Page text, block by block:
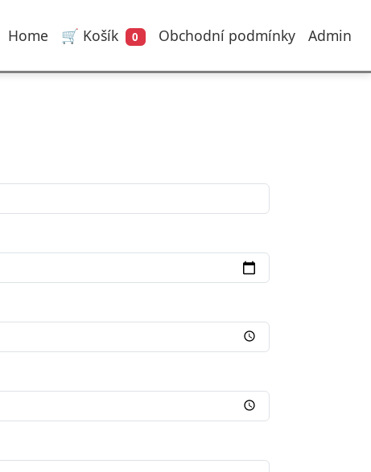
Home 🛒 Košík 0 Obchodní podmínky Admin